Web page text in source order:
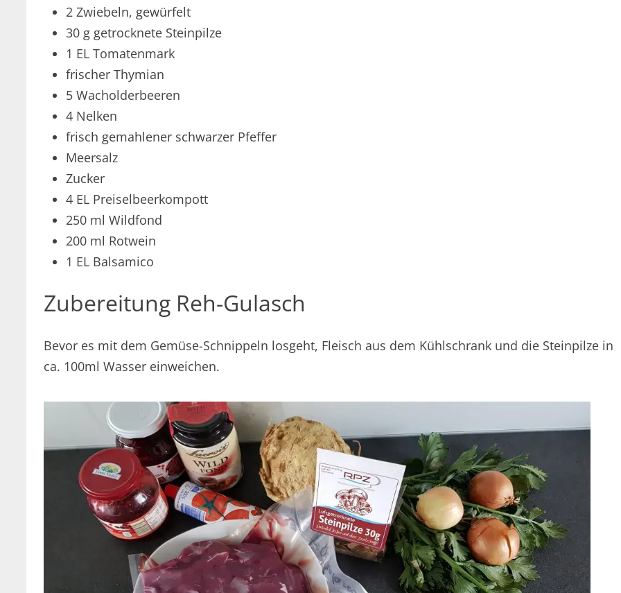
2 Zwiebeln, gewürfelt
30 g getrocknete Steinpilze
1 EL Tomatenmark
frischer Thymian
5 Wacholderbeeren
4 Nelken
frisch gemahlener schwarzer Pfeffer
Meersalz
Zucker
4 EL Preiselbeerkompott
250 ml Wildfond
200 ml Rotwein
1 EL Balsamico
Zubereitung Reh-Gulasch
Bevor es mit dem Gemüse-Schnippeln losgeht, Fleisch aus dem Kühlschrank und die Steinpilze in
ca. 100ml Wasser einweichen.